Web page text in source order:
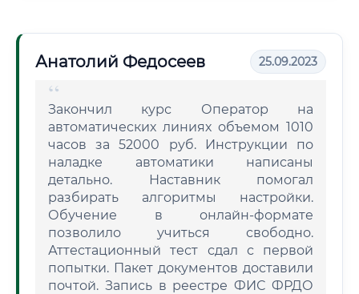
Анатолий Федосеев 25.09.2023
Закончил курс Оператор на
автоматических линиях объемом 1010
часов за 52000 руб. Инструкции по
наладке автоматики написаны
детально. Наставник помогал
разбирать алгоритмы настройки.
Обучение в онлайн-формате
позволило учиться свободно.
Аттестационный тест сдал с первой
попытки. Пакет документов доставили
почтой. Запись в реестре ФИС ФРДО